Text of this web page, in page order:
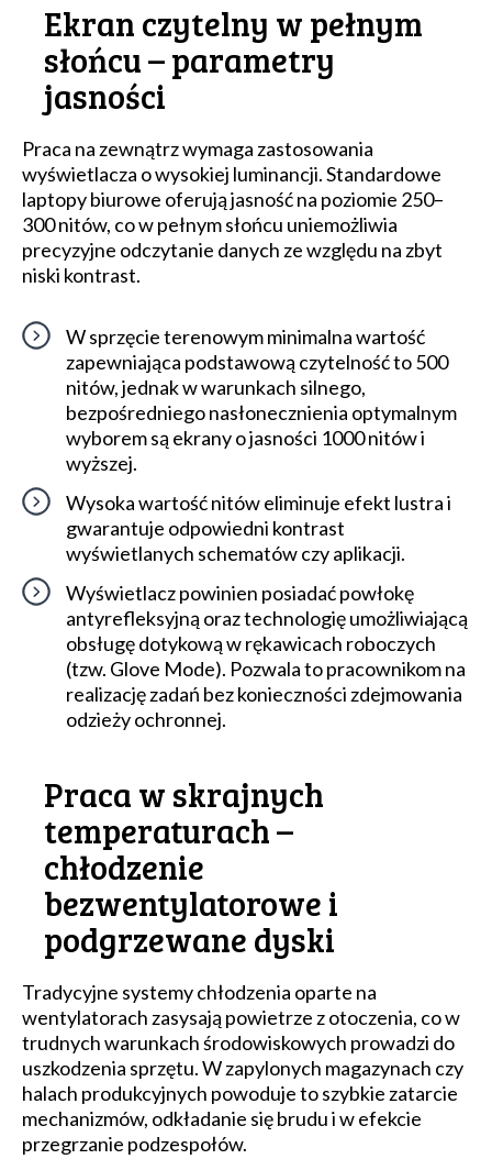
Ekran czytelny w pełnym
słońcu – parametry
jasności
Praca na zewnątrz wymaga zastosowania
wyświetlacza o wysokiej luminancji. Standardowe
laptopy biurowe oferują jasność na poziomie 250–
300 nitów, co w pełnym słońcu uniemożliwia
precyzyjne odczytanie danych ze względu na zbyt
niski kontrast.
W sprzęcie terenowym minimalna wartość
zapewniająca podstawową czytelność to 500
nitów, jednak w warunkach silnego,
bezpośredniego nasłonecznienia optymalnym
wyborem są ekrany o jasności 1000 nitów i
wyższej.
Wysoka wartość nitów eliminuje efekt lustra i
gwarantuje odpowiedni kontrast
wyświetlanych schematów czy aplikacji.
Wyświetlacz powinien posiadać powłokę
antyrefleksyjną oraz technologię umożliwiającą
obsługę dotykową w rękawicach roboczych
(tzw. Glove Mode). Pozwala to pracownikom na
realizację zadań bez konieczności zdejmowania
odzieży ochronnej.
Praca w skrajnych
temperaturach –
chłodzenie
bezwentylatorowe i
podgrzewane dyski
Tradycyjne systemy chłodzenia oparte na
wentylatorach zasysają powietrze z otoczenia, co w
trudnych warunkach środowiskowych prowadzi do
uszkodzenia sprzętu. W zapylonych magazynach czy
halach produkcyjnych powoduje to szybkie zatarcie
mechanizmów, odkładanie się brudu i w efekcie
przegrzanie podzespołów.